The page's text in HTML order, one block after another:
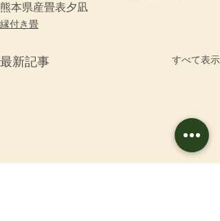
熊本県産畳表夕凪
縁付き畳
最新記事 すべて表示